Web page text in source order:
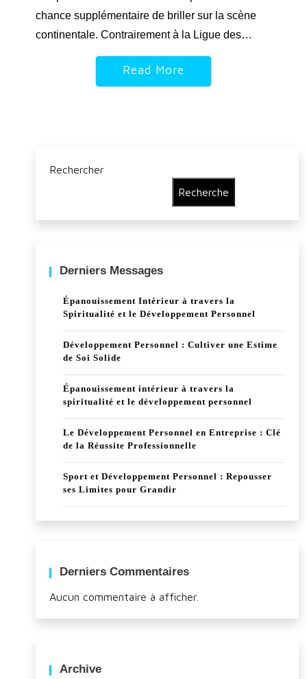
chance supplémentaire de briller sur la scène
continentale. Contrairement à la Ligue des…
Read More
Rechercher
Recherche
Derniers Messages
Épanouissement Intérieur à travers la
Spiritualité et le Développement Personnel
Développement Personnel : Cultiver une Estime
de Soi Solide
Épanouissement intérieur à travers la
spiritualité et le développement personnel
Le Développement Personnel en Entreprise : Clé
de la Réussite Professionnelle
Sport et Développement Personnel : Repousser
ses Limites pour Grandir
Derniers Commentaires
Aucun commentaire à afficher.
Archive